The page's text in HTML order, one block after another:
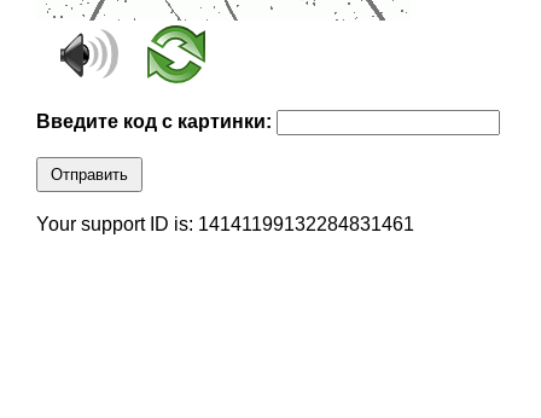
Введите код с картинки:
Отправить
Your support ID is: 14141199132284831461